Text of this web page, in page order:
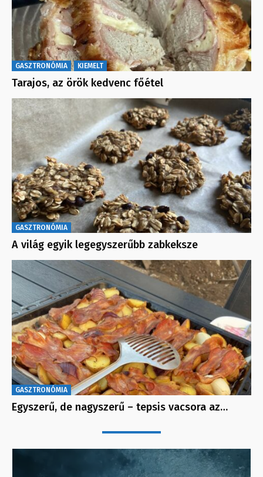
GASZTRONÓMIA KIEMELT
Tarajos, az örök kedvenc főétel
GASZTRONÓMIA
A világ egyik legegyszerűbb zabkeksze
GASZTRONÓMIA
Egyszerű, de nagyszerű – tepsis vacsora az…